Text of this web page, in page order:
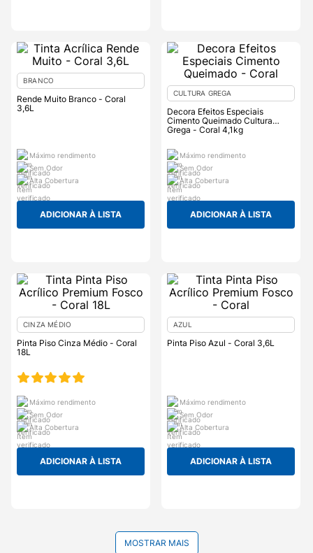
BRANCO
Rende Muito Branco - Coral
3,6L
Máximo rendimento
Sem Odor
Alta Cobertura
ADICIONAR À LISTA
CULTURA GREGA
Decora Efeitos Especiais
Cimento Queimado Cultura
Grega - Coral 4,1kg
Máximo rendimento
Sem Odor
Alta Cobertura
ADICIONAR À LISTA
CINZA MÉDIO
Pinta Piso Cinza Médio - Coral
18L
Máximo rendimento
Sem Odor
Alta Cobertura
ADICIONAR À LISTA
AZUL
Pinta Piso Azul - Coral 3,6L
Máximo rendimento
Sem Odor
Alta Cobertura
ADICIONAR À LISTA
MOSTRAR MAIS